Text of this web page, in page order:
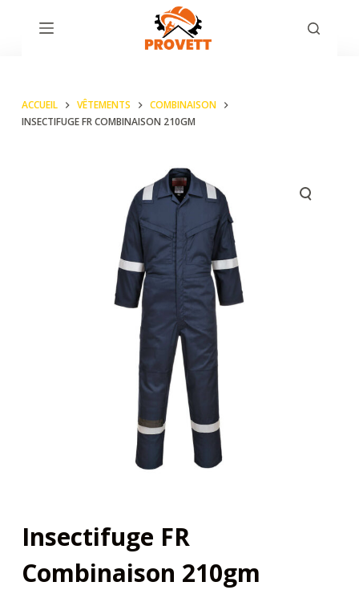
eACCUEIL VÊTEMENTS
COMBINAISON
INSECTIFUGE FR COMBINAISON 210GM
Insectifuge FR
Combinaison 210gm